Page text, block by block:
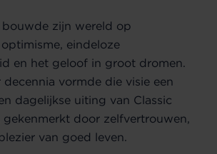
bouwde zijn wereld op
eindeloze
en het geloof in groot dromen.
decennia vormde die visie een
dagelijkse uiting van Classic
gekenmerkt door zelfvertrouwen,
van goed leven.